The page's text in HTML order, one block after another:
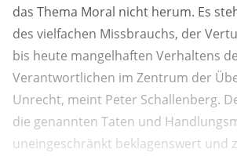
das Thema Moral nicht herum. Es
des vielfachen Missbrauchs, der
bis heute mangelhaften Verhaltens
Verantwortlichen im Zentrum der
Unrecht, meint Peter Schallenberg.
die genannten Taten und
uneingeschränkt beklagenswert und